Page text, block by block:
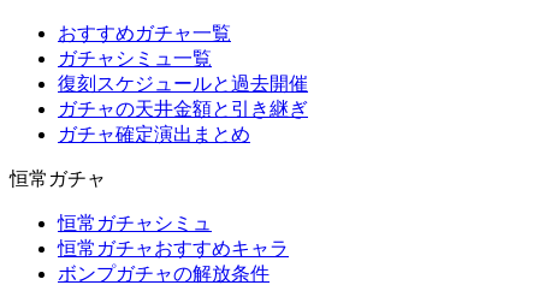
おすすめガチャ一覧
ガチャシミュ一覧
復刻スケジュールと過去開催
ガチャの天井金額と引き継ぎ
ガチャ確定演出まとめ
恒常ガチャ
恒常ガチャシミュ
恒常ガチャおすすめキャラ
ボンプガチャの解放条件